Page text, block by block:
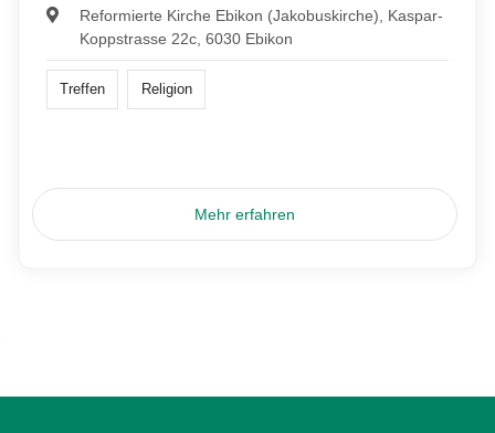
Reformierte Kirche Ebikon (Jakobuskirche), Kaspar-
Koppstrasse 22c, 6030 Ebikon
Treffen Religion
Mehr erfahren